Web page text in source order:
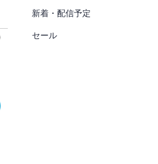
新着・配信予定
セール